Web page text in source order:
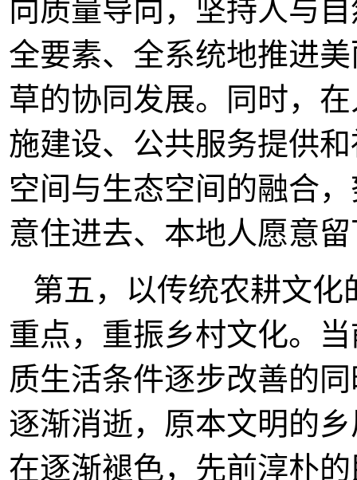
向质量导向，坚持人与
全要素、全系统地推进
草的协同发展。同时，
施建设、公共服务提供
空间与生态空间的融合
意住进去、本地人愿意
第五，以传统农耕文
重点，重振乡村文化。
质生活条件逐步改善的
逐渐消逝，原本文明的
在逐渐褪色，先前淳朴